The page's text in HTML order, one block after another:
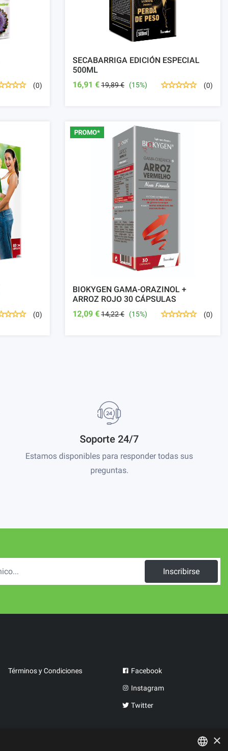
(0)
SECABARRIGA EDICIÓN ESPECIAL
500ML
16,91 €19,89 € (15%) (0)
(0)
PROMO*
BIOKYGEN GAMA-ORAZINOL +
ARROZ ROJO 30 CÁPSULAS
12,09 €14,22 € (15%) (0)
Soporte 24/7
Estamos disponibles para responder todas sus
preguntas.
Inscribirse
Términos y Condiciones Facebook
Instagram
Twitter
×